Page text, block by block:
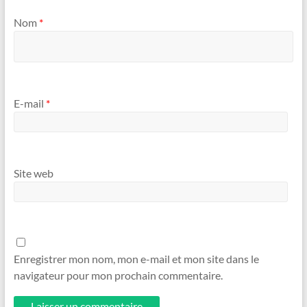
Nom *
E-mail *
Site web
Enregistrer mon nom, mon e-mail et mon site dans le
navigateur pour mon prochain commentaire.